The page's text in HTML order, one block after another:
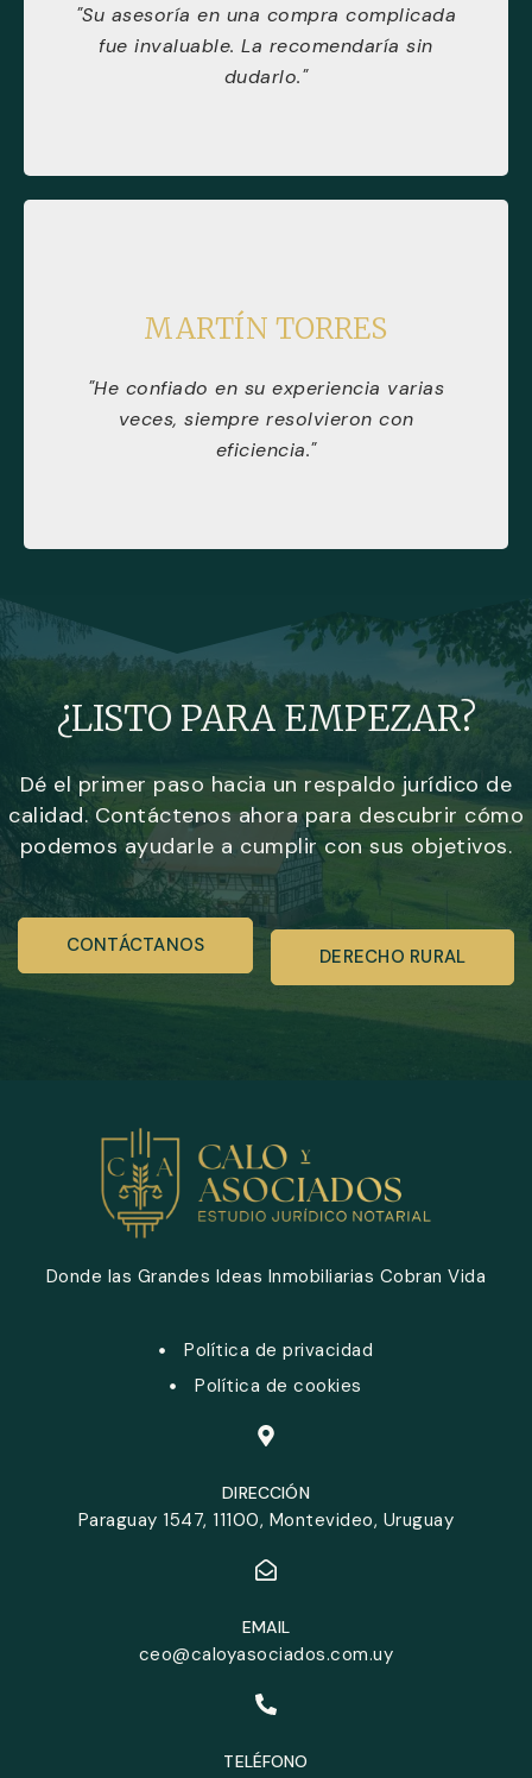
"Su asesoría en una compra complicada
fue invaluable. La recomendaría sin
dudarlo."
MARTÍN TORRES
"He confiado en su experiencia varias
veces, siempre resolvieron con
eficiencia."
¿LISTO PARA EMPEZAR?
Dé el primer paso hacia un respaldo jurídico de
calidad. Contáctenos ahora para descubrir cómo
podemos ayudarle a cumplir con sus objetivos.
CONTÁCTANOS DERECHO RURAL
Donde las Grandes Ideas Inmobiliarias Cobran Vida
Política de privacidad
Política de cookies
DIRECCIÓN
Paraguay 1547, 11100, Montevideo, Uruguay
EMAIL
ceo@caloyasociados.com.uy
TELÉFONO